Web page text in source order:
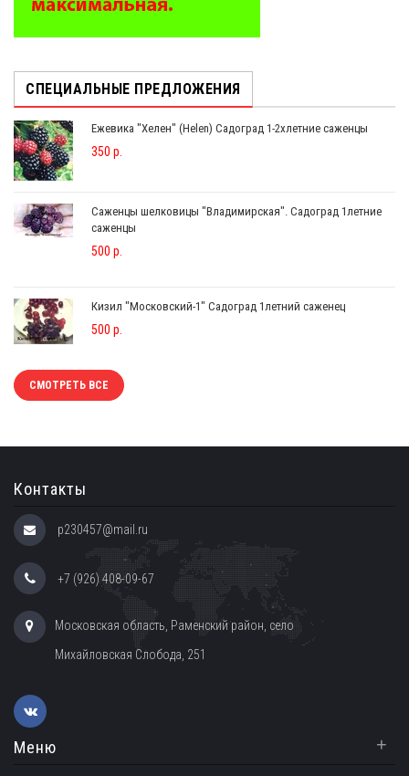
СПЕЦИАЛЬНЫЕ ПРЕДЛОЖЕНИЯ
Ежевика "Хелен" (Helen) Садоград 1-2хлетние саженцы
350 р.
Саженцы шелковицы "Владимирская". Садоград 1летние
саженцы
500 р.
Кизил "Московский-1" Садоград 1летний саженец
500 р.
СМОТРЕТЬ ВСЕ
Контакты
p230457@mail.ru
+7 (926) 408-09-67
Московская область, Раменский район, село
Михайловская Слобода, 251
Меню +